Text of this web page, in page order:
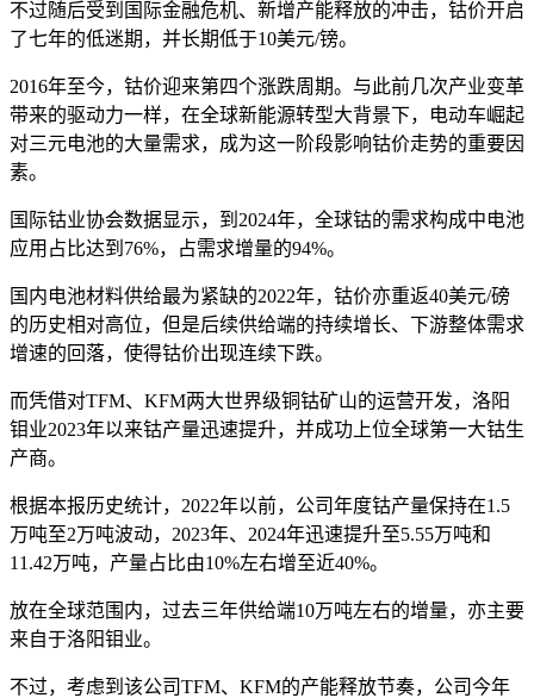
不过随后受到国际金融危机、新增产能释放的冲击，钴价开启
了七年的低迷期，并长期低于10美元/镑。
2016年至今，钴价迎来第四个涨跌周期。与此前几次产业变革
带来的驱动力一样，在全球新能源转型大背景下，电动车崛起
对三元电池的大量需求，成为这一阶段影响钴价走势的重要因
素。
国际钴业协会数据显示，到2024年，全球钴的需求构成中电池
应用占比达到76%，占需求增量的94%。
国内电池材料供给最为紧缺的2022年，钴价亦重返40美元/磅
的历史相对高位，但是后续供给端的持续增长、下游整体需求
增速的回落，使得钴价出现连续下跌。
而凭借对TFM、KFM两大世界级铜钴矿山的运营开发，洛阳
钼业2023年以来钴产量迅速提升，并成功上位全球第一大钴生
产商。
根据本报历史统计，2022年以前，公司年度钴产量保持在1.5
万吨至2万吨波动，2023年、2024年迅速提升至5.55万吨和
11.42万吨，产量占比由10%左右增至近40%。
放在全球范围内，过去三年供给端10万吨左右的增量，亦主要
来自于洛阳钼业。
不过，考虑到该公司TFM、KFM的产能释放节奏，公司今年